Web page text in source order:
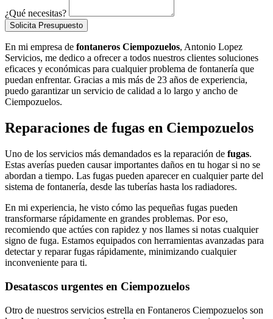
¿Qué necesitas?
Solicita Presupuesto
En mi empresa de fontaneros Ciempozuelos, Antonio Lopez
Servicios, me dedico a ofrecer a todos nuestros clientes soluciones
eficaces y económicas para cualquier problema de fontanería que
puedan enfrentar. Gracias a mis más de 23 años de experiencia,
puedo garantizar un servicio de calidad a lo largo y ancho de
Ciempozuelos.
Reparaciones de fugas en Ciempozuelos
Uno de los servicios más demandados es la reparación de fugas.
Estas averías pueden causar importantes daños en tu hogar si no se
abordan a tiempo. Las fugas pueden aparecer en cualquier parte del
sistema de fontanería, desde las tuberías hasta los radiadores.
En mi experiencia, he visto cómo las pequeñas fugas pueden
transformarse rápidamente en grandes problemas. Por eso,
recomiendo que actúes con rapidez y nos llames si notas cualquier
signo de fuga. Estamos equipados con herramientas avanzadas para
detectar y reparar fugas rápidamente, minimizando cualquier
inconveniente para ti.
Desatascos urgentes en Ciempozuelos
Otro de nuestros servicios estrella en Fontaneros Ciempozuelos son